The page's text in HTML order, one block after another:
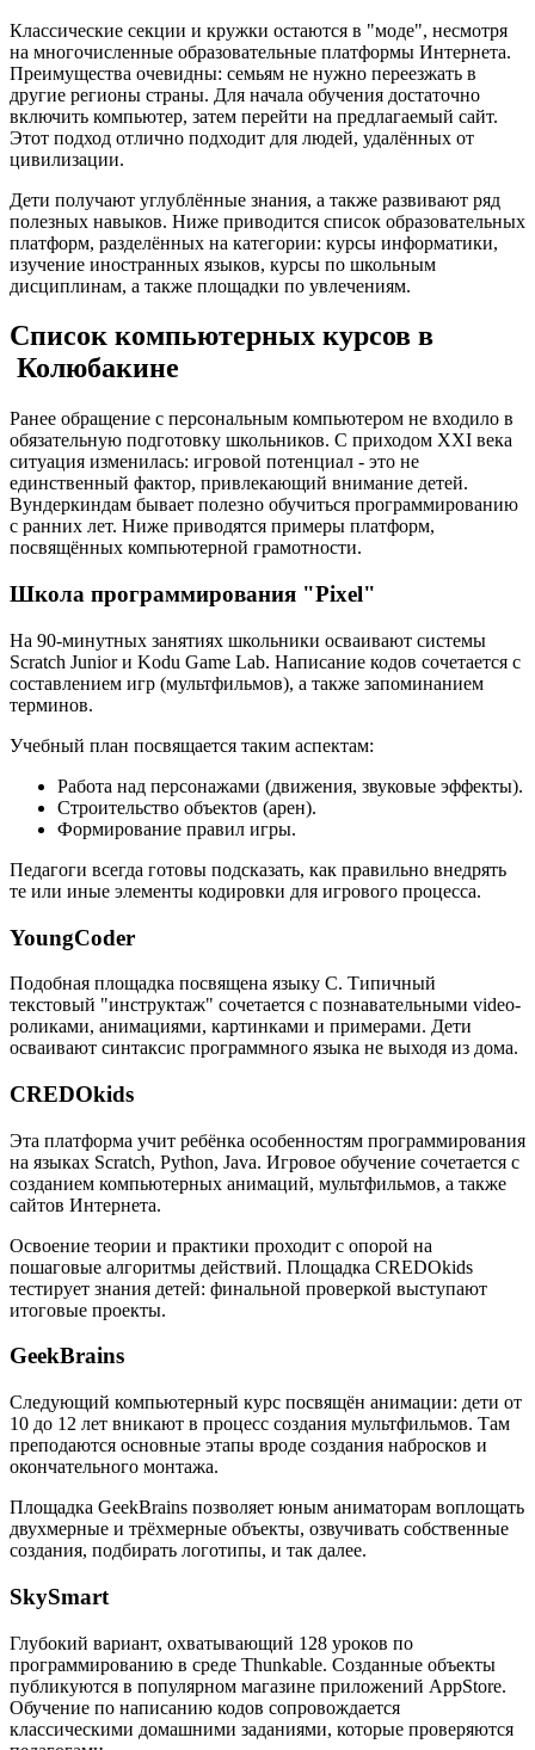
Классические секции и кружки остаются в "моде", несмотря
на многочисленные образовательные платформы Интернета.
Преимущества очевидны: семьям не нужно переезжать в
другие регионы страны. Для начала обучения достаточно
включить компьютер, затем перейти на предлагаемый сайт.
Этот подход отлично подходит для людей, удалённых от
цивилизации.
Дети получают углублённые знания, а также развивают ряд
полезных навыков. Ниже приводится список образовательных
платформ, разделённых на категории: курсы информатики,
изучение иностранных языков, курсы по школьным
дисциплинам, а также площадки по увлечениям.
Список компьютерных курсов в
Колюбакине
Ранее обращение с персональным компьютером не входило в
обязательную подготовку школьников. С приходом XXI века
ситуация изменилась: игровой потенциал - это не
единственный фактор, привлекающий внимание детей.
Вундеркиндам бывает полезно обучиться программированию
с ранних лет. Ниже приводятся примеры платформ,
посвящённых компьютерной грамотности.
Школа программирования "Pixel"
На 90-минутных занятиях школьники осваивают системы
Scratch Junior и Kodu Game Lab. Написание кодов сочетается с
составлением игр (мультфильмов), а также запоминанием
терминов.
Учебный план посвящается таким аспектам:
Работа над персонажами (движения, звуковые эффекты).
Строительство объектов (арен).
Формирование правил игры.
Педагоги всегда готовы подсказать, как правильно внедрять
те или иные элементы кодировки для игрового процесса.
YoungCoder
Подобная площадка посвящена языку C. Типичный
текстовый "инструктаж" сочетается с познавательными video-
роликами, анимациями, картинками и примерами. Дети
осваивают синтаксис программного языка не выходя из дома.
CREDOkids
Эта платформа учит ребёнка особенностям программирования
на языках Scratch, Python, Java. Игровое обучение сочетается с
созданием компьютерных анимаций, мультфильмов, а также
сайтов Интернета.
Освоение теории и практики проходит с опорой на
пошаговые алгоритмы действий. Площадка CREDOkids
тестирует знания детей: финальной проверкой выступают
итоговые проекты.
GeekBrains
Следующий компьютерный курс посвящён анимации: дети от
10 до 12 лет вникают в процесс создания мультфильмов. Там
преподаются основные этапы вроде создания набросков и
окончательного монтажа.
Площадка GeekBrains позволяет юным аниматорам воплощать
двухмерные и трёхмерные объекты, озвучивать собственные
создания, подбирать логотипы, и так далее.
SkySmart
Глубокий вариант, охватывающий 128 уроков по
программированию в среде Thunkable. Созданные объекты
публикуются в популярном магазине приложений AppStore.
Обучение по написанию кодов сопровождается
классическими домашними заданиями, которые проверяются